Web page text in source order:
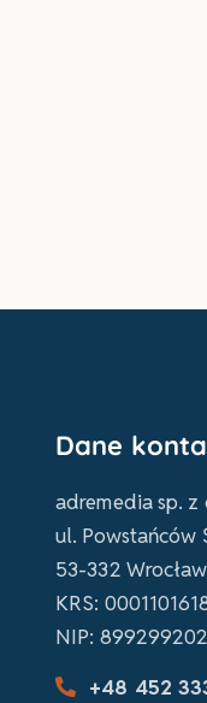
Dane
adremedia sp. z
ul. Powstańców
53-332 Wrocław
KRS:
NIP:
+48 452